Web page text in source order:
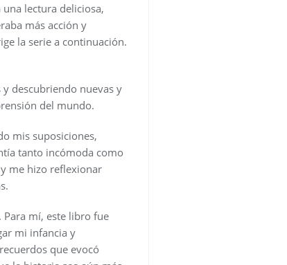
lectura deliciosa,
más acción y
la serie a continuación.
descubriendo nuevas y
del mundo.
mis suposiciones,
tanto incómoda como
me hizo reflexionar
mí, este libro fue
mi infancia y
que evocó